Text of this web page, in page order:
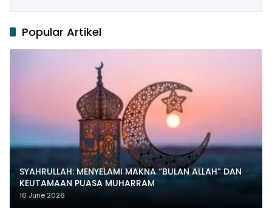
Popular Artikel
SYAHRULLAH: MENYELAMI MAKNA “BULAN ALLAH” DAN
KEUTAMAAN PUASA MUHARRAM
16 June 2026